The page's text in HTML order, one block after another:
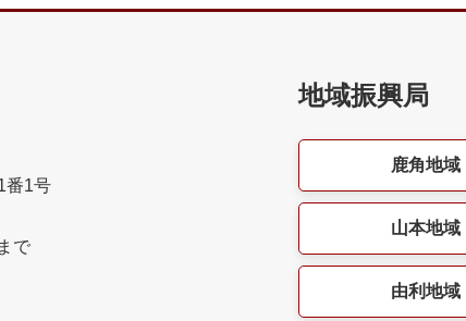
番1号
で
地域振興局
鹿角地域
山本地域
由利地域